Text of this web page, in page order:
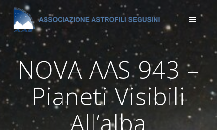
Salta
al
contenuto
NOVA AAS 943 –
Pianeti Visibili
All’alba